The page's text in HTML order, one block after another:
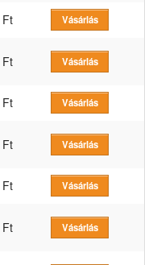
Vásárlás
Vásárlás
Vásárlás
Vásárlás
Vásárlás
Vásárlás